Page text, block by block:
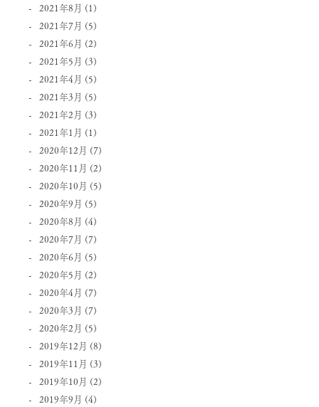
2021年8月 (1)
2021年7月 (5)
2021年6月 (2)
2021年5月 (3)
2021年4月 (5)
2021年3月 (5)
2021年2月 (3)
2021年1月 (1)
2020年12月 (7)
2020年11月 (2)
2020年10月 (5)
2020年9月 (5)
2020年8月 (4)
2020年7月 (7)
2020年6月 (5)
2020年5月 (2)
2020年4月 (7)
2020年3月 (7)
2020年2月 (5)
2019年12月 (8)
2019年11月 (3)
2019年10月 (2)
2019年9月 (4)